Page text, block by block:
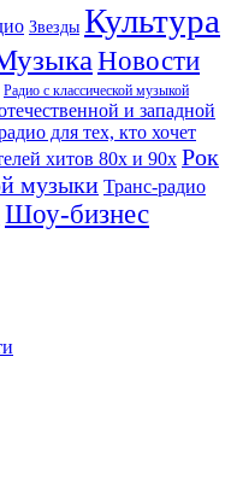
Звезды Культура
Новости
Радио с классической музыкой
и западной
для тех, кто хочет
хитов 80х и 90х Рок
музыки Транс-радио
Шоу-бизнес